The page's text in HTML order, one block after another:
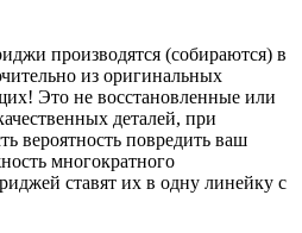
производятся (собираются) в
из оригинальных
Это не восстановленные или
деталей, при
вероятность повредить ваш
многократного
ставят их в одну линейку с